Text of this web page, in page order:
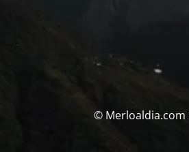
© Merloaldia.com